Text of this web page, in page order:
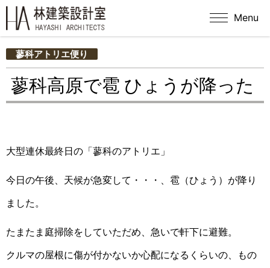
Menu
蓼科アトリエ便り
蓼科高原で雹 ひょうが降った
大型連休最終日の「蓼科のアトリエ」
今日の午後、天候が急変して・・・、雹（ひょう）が降り
ました。
たまたま庭掃除をしていただめ、急いで軒下に避難。
クルマの屋根に傷が付かないか心配になるくらいの、
もの